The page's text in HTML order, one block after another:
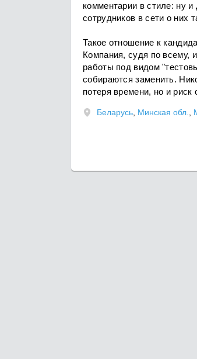
комментарии в стиле: ну
сотрудников в сети о них
Такое отношение к
Компания, судя по всему,
работы под видом
собираются заменить.
потеря времени, но и
Беларусь Минская обл.